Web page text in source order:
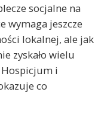
socjalne na
wymaga jeszcze
lokalnej, ale jak
zyskało wielu
i
co